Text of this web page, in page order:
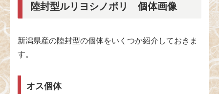
陸封型ルリヨシノボリ 個体画像
新潟県産の陸封型の個体をいくつか紹介しておきま
す。
オス個体